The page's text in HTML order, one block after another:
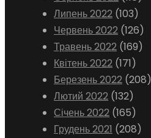
Липень 2022 (103)
Червень 2022 (126)
Травень 2022 (169)
Квітень 2022 (171)
Березень 2022 (208)
Лютий 2022 (132)
Січень 2022 (165)
Грудень 2021 (208)